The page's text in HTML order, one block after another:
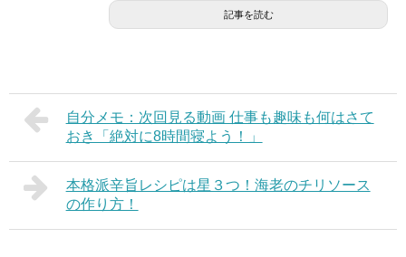
記事を読む
自分メモ：次回見る動画 仕事も趣味も何はさて
おき「絶対に8時間寝よう！」
本格派辛旨レシピは星３つ！海老のチリソース
の作り方！